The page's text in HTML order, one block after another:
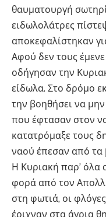
θαυματουργή
ειδωλολάτρες
αποκεφαλίστηκαν
Αφού δεν τους
οδήγησαν την
είδωλα. Στο δρόμο
την βοηθήσει να μην
που έφτασαν στον
κατατρόμαξε τους
ναού έπεσαν από τα
Η Κυριακή παρ’ όλα
φορά από τον
στη φωτιά, οι
έριχναν στα άγρια